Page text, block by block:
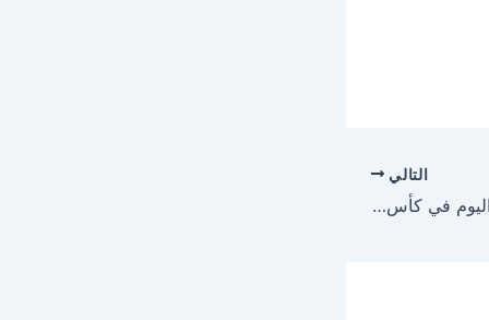
التالي
مباراة العراق والبحرين اليوم في كأس الخليج للشباب 2025